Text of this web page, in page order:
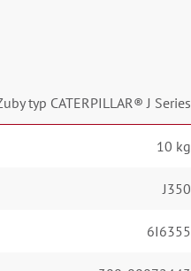
typ CATERPILLAR® J Series
10 kg
J350
6I6355